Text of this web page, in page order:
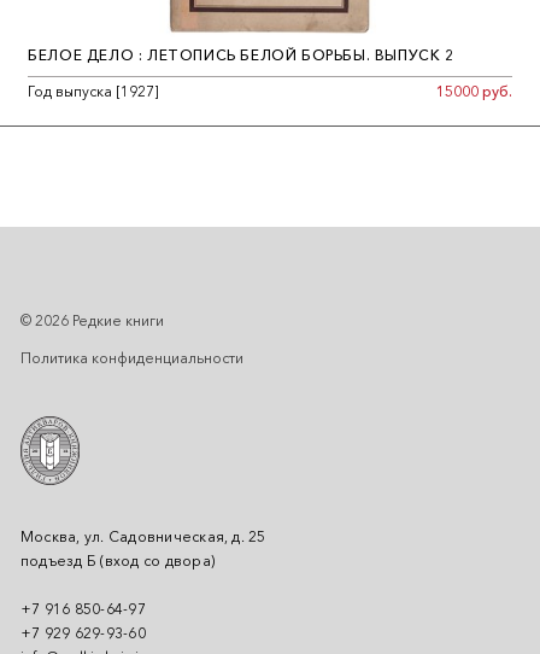
БЕЛОЕ ДЕЛО : ЛЕТОПИСЬ БЕЛОЙ БОРЬБЫ. ВЫПУСК 2
Год выпуска [1927]
15000 руб.
Москва, ул. Садовническая, д. 25
подъезд Б (вход со двора)
+7 916 850-64-97
+7 929 629-93-60
© 2026 Редкие книги
Политика конфиденциальности